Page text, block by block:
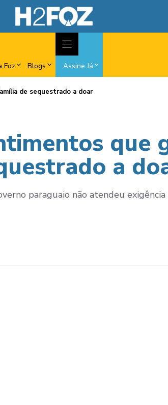
Foz Blogs Assine Já
de sequestrado a doar
que
a
paraguaio não atendeu